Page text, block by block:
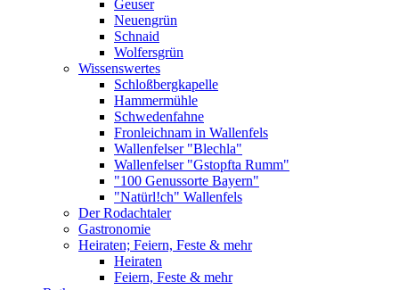
Geuser
Neuengrün
Schnaid
Wolfersgrün
Wissenswertes
Schloßbergkapelle
Hammermühle
Schwedenfahne
Fronleichnam in Wallenfels
Wallenfelser "Blechla"
Wallenfelser "Gstopfta Rumm"
"100 Genussorte Bayern"
"Natürl!ch" Wallenfels
Der Rodachtaler
Gastronomie
Heiraten; Feiern, Feste & mehr
Heiraten
Feiern, Feste & mehr